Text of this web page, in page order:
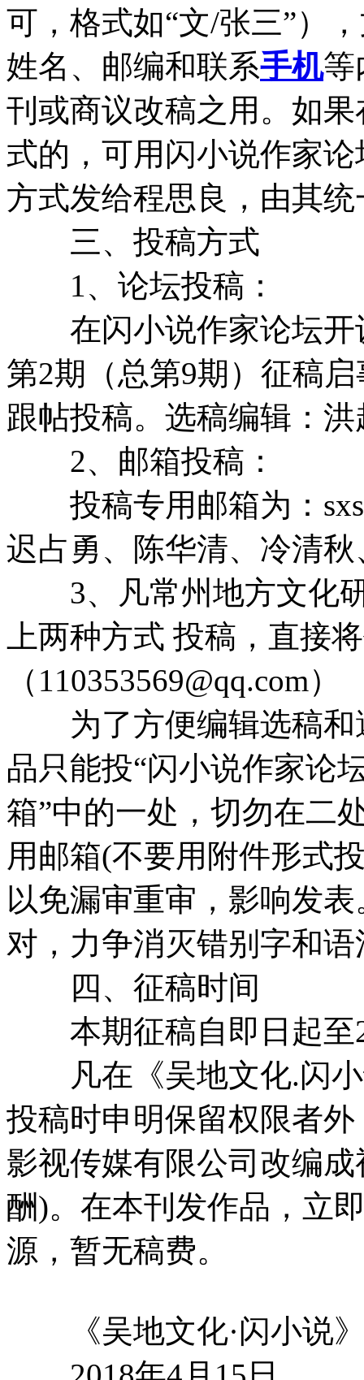
可，格式如“文/张三”）
姓名、邮编和联系手机等
刊或商议改稿之用。如
式的，可用闪小说作家
方式发给程思良，由其
三、投稿方式
1、论坛投稿：
在闪小说作家论坛开
第2期（总第9期）征稿
跟帖投稿。选稿编辑
2、邮箱投稿：
投稿专用邮箱为：
迟占勇、陈华清、冷清秋
3、凡常州地方文化研
上两种方式 投稿，直接
（110353569@qq.com）
为了方便编辑选稿和
品只能投“闪小说作家论
箱”中的一处，切勿在二
用邮箱(不要用附件形式
以免漏审重审，影响发表
对，力争消灭错别字和
四、征稿时间
本期征稿自即日起至
凡在《吴地文化.闪小
投稿时申明保留权限者
影视传媒有限公司改编
酬)。在本刊发作品，立
源，暂无稿费。
《吴地文化·闪小说